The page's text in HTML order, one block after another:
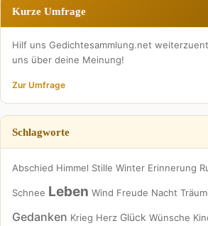
Kurze Umfrage
Hilf uns Gedichtesammlung.net
uns über deine Meinung!
Zur Umfrage
Schlagworte
Abschied Himmel Stille Winter Erinnerung
Schnee Leben Wind Freude Nacht
Gedanken Krieg Herz Glück Wünsche